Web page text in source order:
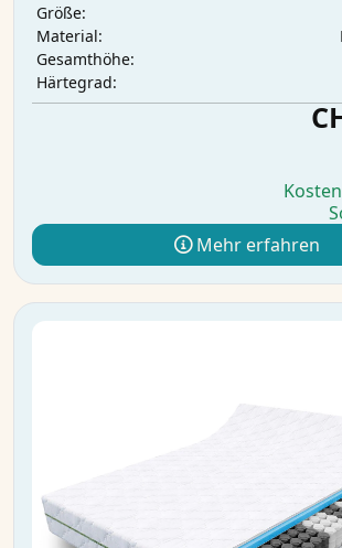
Größe:
Material:
Gesamthöhe:
Härtegrad:
Mehr erfahren